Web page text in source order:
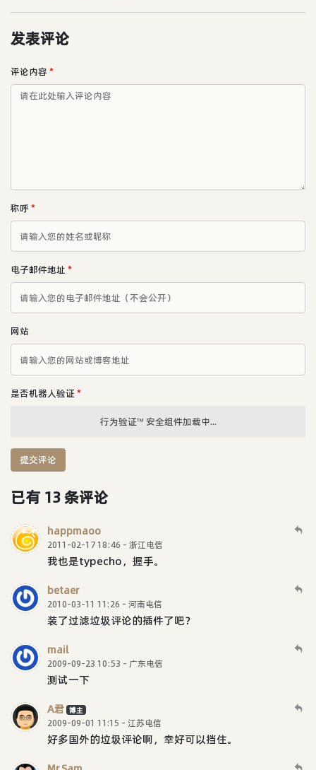
发表评论
评论内容 *
称呼*
电子邮件地址 *
网站
是否机器人验证 *
行为验证™ 安全组件加载中...
提交评论
已有 13 条评论
happmaoo
2011-02-17 18:46 - 浙江电信
我也是typecho，握手。
betaer
2010-03-11 11:26 - 河南电信
装了过滤垃圾评论的插件了吧？
mail
2009-09-23 10:53 - 广东电信
测试一下
A君 博主
2009-09-01 11:15 - 江苏电信
好多国外的垃圾评论啊，幸好可以挡住。